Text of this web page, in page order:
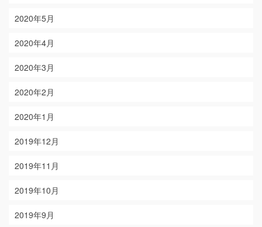
2020年5月
2020年4月
2020年3月
2020年2月
2020年1月
2019年12月
2019年11月
2019年10月
2019年9月